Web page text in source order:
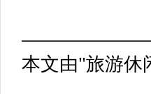
本文由"旅游休